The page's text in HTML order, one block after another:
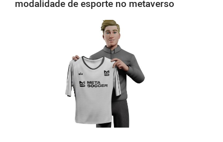
modalidade de esporte no metaverso